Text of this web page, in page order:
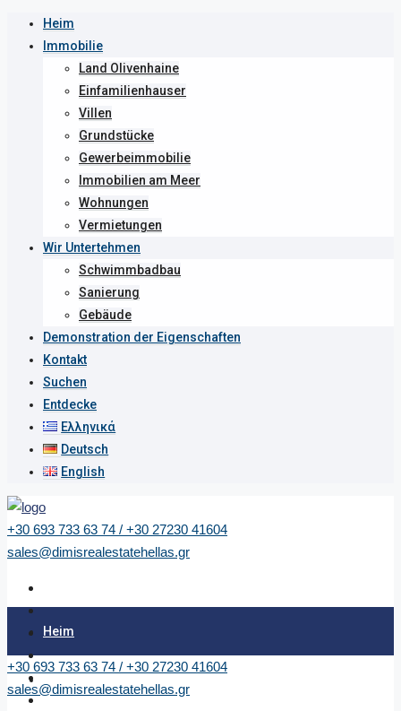
Heim
Immobilie
Land Olivenhaine
Einfamilienhauser
Villen
Grundstücke
Gewerbeimmobilie
Immobilien am Meer
Wohnungen
Vermietungen
Wir Untertehmen
Schwimmbadbau
Sanierung
Gebäude
Demonstration der Eigenschaften
Kontakt
Suchen
Entdecke
Ελληνικά
Deutsch
English
+30 693 733 63 74 / +30 27230 41604
sales@dimisrealestatehellas.gr
Heim
+30 693 733 63 74 / +30 27230 41604
sales@dimisrealestatehellas.gr